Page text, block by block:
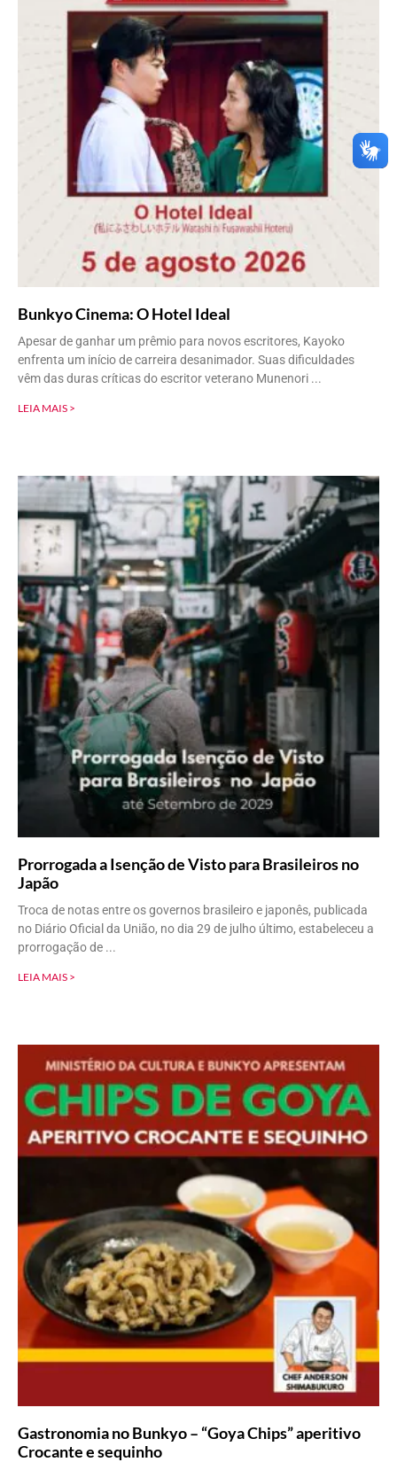
Bunkyo Cinema: O Hotel Ideal
Apesar de ganhar um prêmio para novos escritores, Kayoko
enfrenta um início de carreira desanimador. Suas dificuldades
vêm das duras críticas do escritor veterano Munenori
LEIA MAIS >
Prorrogada a Isenção de Visto para Brasileiros no
Japão
Troca de notas entre os governos brasileiro e japonês, publicada
no Diário Oficial da União, no dia 29 de julho último, estabeleceu a
prorrogação de
LEIA MAIS >
Gastronomia no Bunkyo – “Goya Chips” aperitivo
Crocante e sequinho